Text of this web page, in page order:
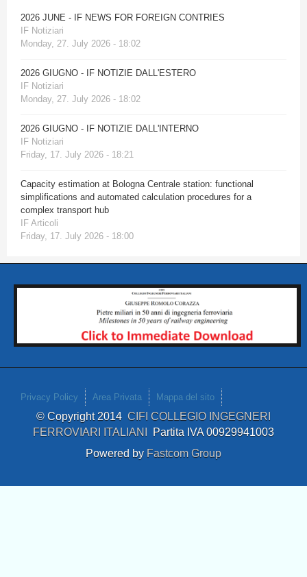
2026 JUNE - IF NEWS FOR FOREIGN CONTRIES
IF Notiziari
Monday, 27. July 2026 - 18:02
2026 GIUGNO - IF NOTIZIE DALL'ESTERO
IF Notiziari
Monday, 27. July 2026 - 18:02
2026 GIUGNO - IF NOTIZIE DALL'INTERNO
IF Notiziari
Friday, 17. July 2026 - 18:21
Capacity estimation at Bologna Centrale station: functional
simplifications and automated calculation procedures for a
complex transport hub
IF Articoli
Friday, 17. July 2026 - 18:00
Privacy Policy Area Privata Mappa del sito
© Copyright 2014 CIFI COLLEGIO INGEGNERI
FERROVIARI ITALIANI Partita IVA 00929941003
Powered by Fastcom Group